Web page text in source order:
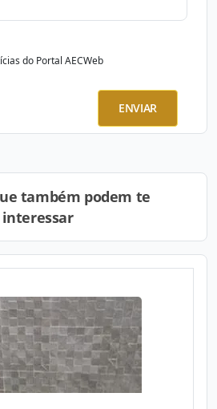
do Portal AECWeb
ENVIAR
também podem te
interessar